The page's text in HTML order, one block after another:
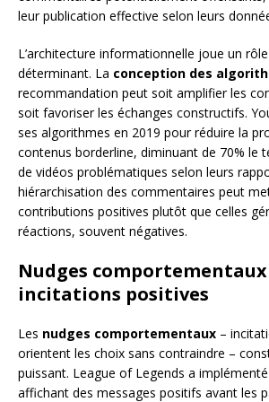
leur publication effective selon leurs
L’architecture informationnelle joue un
déterminant. La conception des
recommandation peut soit amplifier les
soit favoriser les échanges constructifs.
ses algorithmes en 2019 pour réduire la
contenus borderline, diminuant de 70% le
de vidéos problématiques selon leurs
hiérarchisation des commentaires peut
contributions positives plutôt que celles
réactions, souvent négatives.
Nudges
incitations positives
Les nudges comportementaux –
orientent les choix sans contraindre –
puissant. League of Legends a
affichant des messages positifs avant les